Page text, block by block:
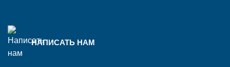
НАПИСАТЬ НАМ